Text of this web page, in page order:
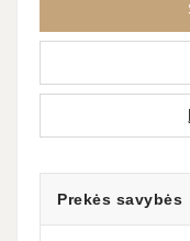
Prekės savybės